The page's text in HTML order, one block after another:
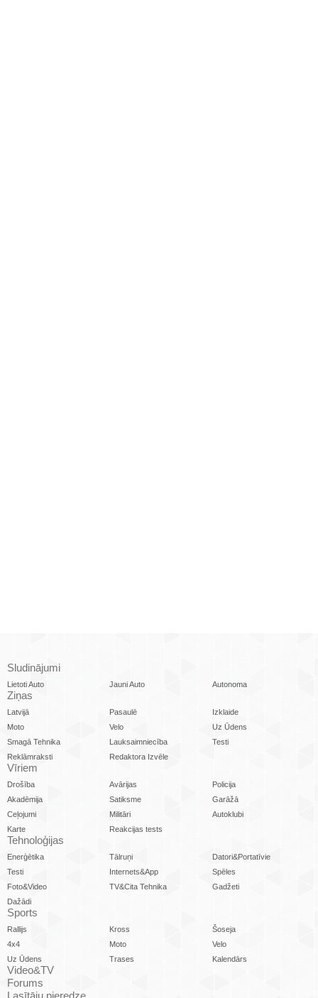
Sludinājumi
Lietoti Auto Jauni Auto Autonoma
Ziņas
Latvijā Pasaulē
Izklaide
Moto
Velo
Uz Ūdens
Smagā Tehnika
Lauksaimniecība
Testi
Reklāmraksti
Redaktora Izvēle
Vīriem
Drošība Avārijas
Policija
Akadēmija
Satiksme
Garāžā
Ceļojumi
Militāri
Autoklubi
Karte
Reakcijas tests
Tehnoloģijas
Enerģētika Tālruņi
Datori&Portatīvie
Testi
Internets&App
Spēles
Foto&Video
TV&Cita Tehnika
Gadžeti
Dažādi
Sports
Rallijs Kross
Šoseja
4x4
Moto
Velo
Uz Ūdens
Trases Kalendārs
Video&TV
Forums
Lasītāju pieredze